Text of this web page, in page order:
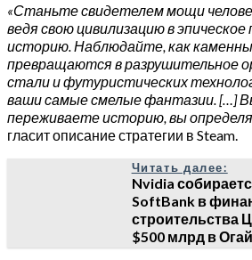
«Станьте свидетелем мощи
ведя свою цивилизацию в
историю. Наблюдайте, как
превращаются в разрушительное
стали и футуристических
ваши самые смелые фантазии. […]
переживаете историю, вы
гласит описание стратегии в Steam.
Читать далее:
Nvidia
SoftBank в
строительства
$500 млрд в